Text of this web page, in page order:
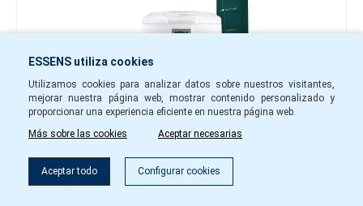
68,10 €
+
scol01
ESSENS utiliza cookies
Utilizamos cookies para analizar datos sobre nuestros visitantes,
mejorar nuestra página web, mostrar contenido personalizado y
proporcionar una experiencia eficiente en nuestra página web.
Más sobre las cookies
Aceptar necesarias
Aceptar todo Configurar cookies